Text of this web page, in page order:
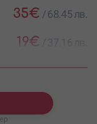
35€ /68.45 лв.
19€
€/58.48 лв.
22.50€
€/78.04 лв.